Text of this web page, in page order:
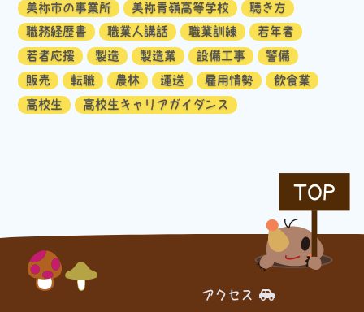
美祢市の事業所
美祢青嶺高等学校
聴き方
職務経歴書
職業人講話 職業訓練
若年者
若者応援
製造 製造業 設備工事
警備
販売
転職 農林 運送 雇用情勢
飲食業
高校生
高校生キャリアガイダンス
TOP
アクセス